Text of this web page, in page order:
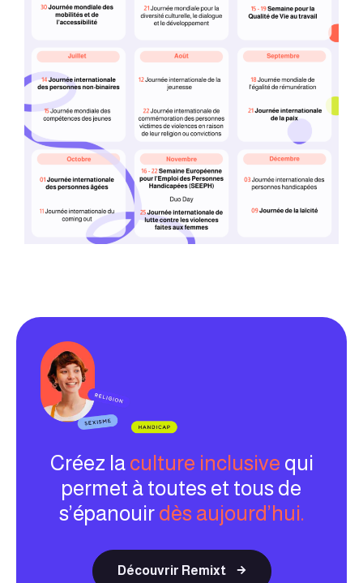
Créez la culture inclusive qui
permet à toutes et tous de
s’épanouir dès aujourd’hui.
Découvrir Remixt